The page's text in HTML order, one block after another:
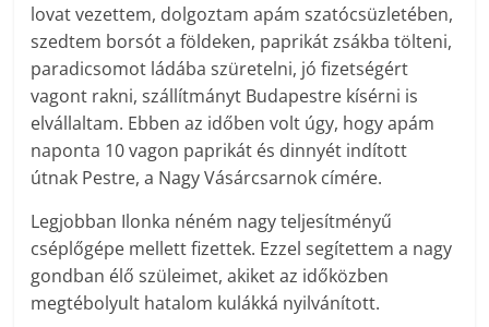
lovat vezettem, dolgoztam apám szatócsüzletében,
szedtem borsót a földeken, paprikát zsákba tölteni,
paradicsomot ládába szüretelni, jó fizetségért
vagont rakni, szállítmányt Budapestre kísérni is
elvállaltam. Ebben az időben volt úgy, hogy apám
naponta 10 vagon paprikát és dinnyét indított
útnak Pestre, a Nagy Vásárcsarnok címére.
Legjobban Ilonka néném nagy teljesítményű
cséplőgépe mellett fizettek. Ezzel segítettem a nagy
gondban élő szüleimet, akiket az időközben
megtébolyult hatalom kulákká nyilvánított.